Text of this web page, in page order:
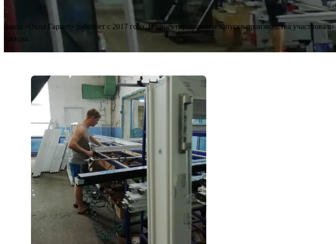
Завод «Окна Гарант» работает с 2017 года. В проектировании и запуске производства
тренды.